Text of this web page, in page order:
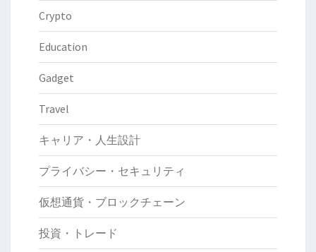
Crypto
Education
Gadget
Travel
キャリア・人生設計
プライバシー・セキュリティ
仮想通貨・ブロックチェーン
投資・トレード